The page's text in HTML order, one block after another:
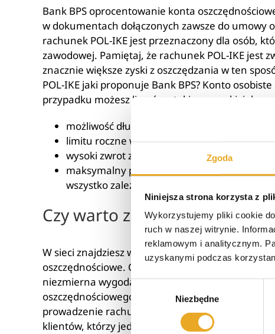
Zgoda
Niniejsza strona korzysta z
Wykorzystujemy pliki cookie
ruch w naszej witrynie.
reklamowym i analitycznym.
uzyskanymi podczas
Wybór
zgody
Niezbędne
Bank BPS oprocentowanie konta
w dokumentach dołączonych zawsze do umowy
rachunek POL-IKE jest przeznaczony dla osób,
zawodowej. Pamiętaj, że rachunek POL-IKE jest
znacznie większe zyski z oszczędzania w ten
POL-IKE jaki proponuje Bank BPS? Konto osobiste
przypadku możesz liczyć na takie warunki, jak:
możliwość długoterminowego oszczędzania
limitu roczne wpłat do 15 777 złotych
wysoki zwrot zainwestowanego kapitału w
maksymalny poziom elastyczności – nie
wszystko zależy od Twoich indywidualnych
Czy warto założyć konto
W sieci znajdziesz wiele ciekawych opinii
oszczędnościowe. Opinie o BPS Bank są
niezmierna wygoda. Zarówno długoterminowe,
oszczędnościowego przynoszą zawsze widoczne
prowadzenie rachunku oraz miesięczna
klientów, którzy jednocześnie posiadają
konto